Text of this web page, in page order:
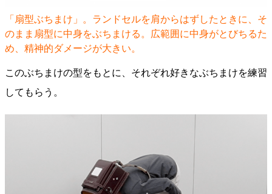
「扇型ぶちまけ」。ランドセルを肩からはずしたときに、そ
のまま扇型に中身をぶちまける。広範囲に中身がとびちるた
め、精神的ダメージが大きい。
このぶちまけの型をもとに、それぞれ好きなぶちまけを練習
してもらう。